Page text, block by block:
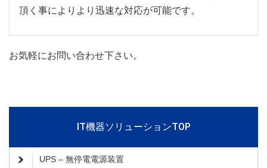
頂く事によりより迅速な対応が可能です。
お気軽にお問い合わせ下さい。
IT機器ソリューションTOP
UPS – 無停電電源装置